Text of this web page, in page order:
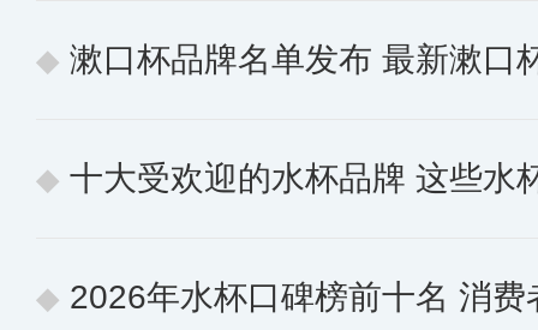
漱口杯品牌名单发布 最新漱口
十大受欢迎的水杯品牌 这些水
2026年水杯口碑榜前十名 消